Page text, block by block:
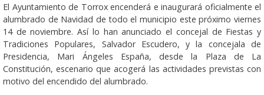
El Ayuntamiento de Torrox encenderá e inaugurará oficialmente el
alumbrado de Navidad de todo el municipio este próximo viernes
14 de noviembre. Así lo han anunciado el concejal de Fiestas y
Tradiciones Populares, Salvador Escudero, y la concejala de
Presidencia, Mari Ángeles España, desde la Plaza de La
Constitución, escenario que acogerá las actividades previstas con
motivo del encendido del alumbrado.